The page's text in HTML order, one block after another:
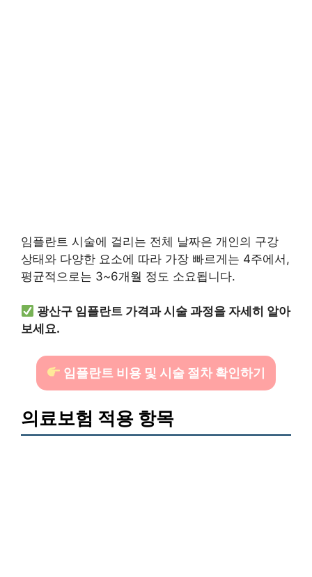
임플란트 시술에 걸리는 전체 날짜은 개인의 구강
상태와 다양한 요소에 따라 가장 빠르게는 4주에서,
평균적으로는 3~6개월 정도 소요됩니다.
광산구 임플란트 가격과 시술 과정을 자세히 알아
보세요.
임플란트 비용 및 시술 절차 확인하기
의료보험 적용 항목